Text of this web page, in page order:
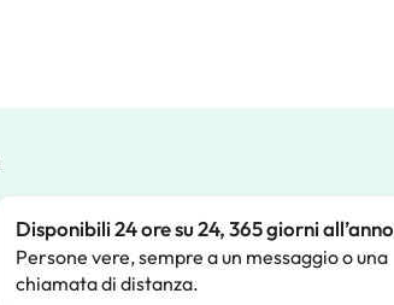
Disponibili 24 ore su 24, 365 giorni all’anno
Persone vere, sempre a un messaggio o una
chiamata di distanza.